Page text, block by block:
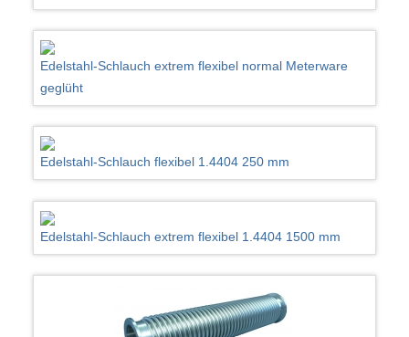
Edelstahl-Schlauch extrem flexibel normal Meterware
geglüht
Edelstahl-Schlauch flexibel 1.4404 250 mm
Edelstahl-Schlauch extrem flexibel 1.4404 1500 mm